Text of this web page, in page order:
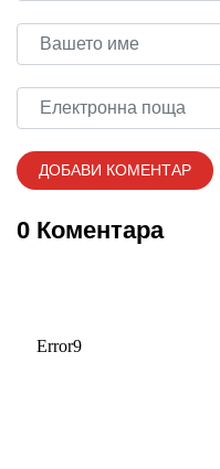
0 Коментара